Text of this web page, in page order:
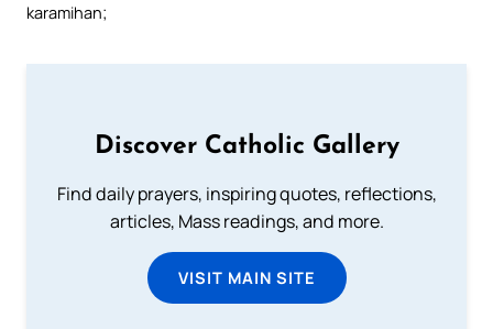
karamihan;
Discover Catholic Gallery
Find daily prayers, inspiring quotes, reflections,
articles, Mass readings, and more.
VISIT MAIN SITE